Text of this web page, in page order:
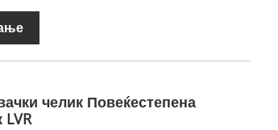
челик Повеќестепена